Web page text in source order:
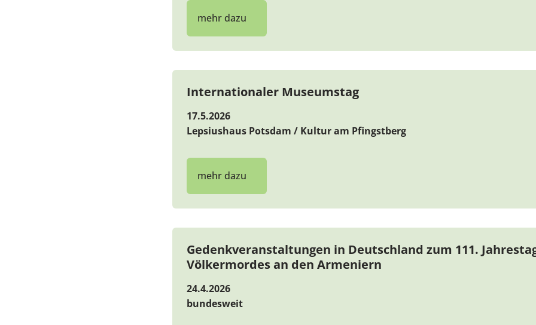
mehr dazu
Internationaler Museumstag
17.5.2026
Lepsiushaus Potsdam / Kultur am Pfingstberg
mehr dazu
Gedenkveranstaltungen in Deutschland zum 111.
Völkermordes an den Armeniern
24.4.2026
bundesweit